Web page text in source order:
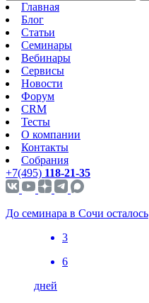
Главная
Блог
Статьи
Семинары
Вебинары
Сервисы
Новости
Форум
CRM
Тесты
О компании
Контакты
Собрания
+7(495) 118-21-35
До семинара в Сочи осталось
3
6
дней